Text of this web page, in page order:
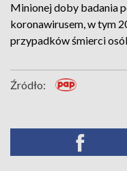
Minionej doby badania
koronawirusem, w tym
przypadków śmierci
Źródło: